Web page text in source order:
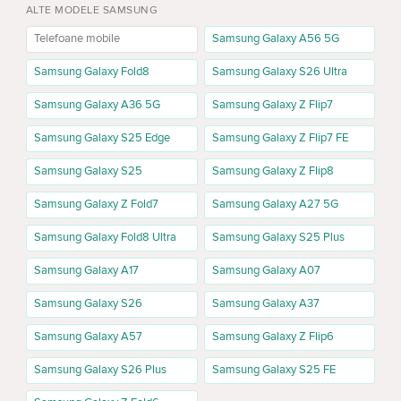
alegi de la început capacitatea de memorie și culoarea care ți se
potrivesc cel mai bine.
Preț Samsung Galaxy S25 Ultra și versiuni de
memorie
Samsung Galaxy S25 Ultra 256GB
Versiunea de 256GB este o alegere bună pentru cei care vor un
flagship Samsung la un preț mai accesibil în cadrul gamei Ultra.
Această capacitate este potrivită pentru aplicații, fotografii, video,
mesaje, documente și utilizare zilnică.
Samsung Galaxy S25 Ultra 512GB
Samsung Galaxy S25 Ultra 512GB merită ales dacă filmezi des,
păstrezi multe fotografii, folosești telefonul pentru lucru sau vrei mai
mult spațiu fără să ștergi constant fișiere. Este una dintre cele mai
practice variante pentru utilizatorii activi.
Samsung Galaxy S25 Ultra 1TB
Versiunea de 1TB este potrivită pentru utilizatorii care vor capacitate
ALTE MODELE SAMSUNG
Telefoane mobile Samsung Galaxy A56 5G
Samsung Galaxy Fold8 Samsung Galaxy S26 Ultra
Samsung Galaxy A36 5G Samsung Galaxy Z Flip7
Samsung Galaxy S25 Edge Samsung Galaxy Z Flip7 FE
Samsung Galaxy S25 Samsung Galaxy Z Flip8
Samsung Galaxy Z Fold7 Samsung Galaxy A27 5G
Samsung Galaxy Fold8 Ultra Samsung Galaxy S25 Plus
Samsung Galaxy A17 Samsung Galaxy A07
Samsung Galaxy S26 Samsung Galaxy A37
Samsung Galaxy A57 Samsung Galaxy Z Flip6
Samsung Galaxy S26 Plus Samsung Galaxy S25 FE